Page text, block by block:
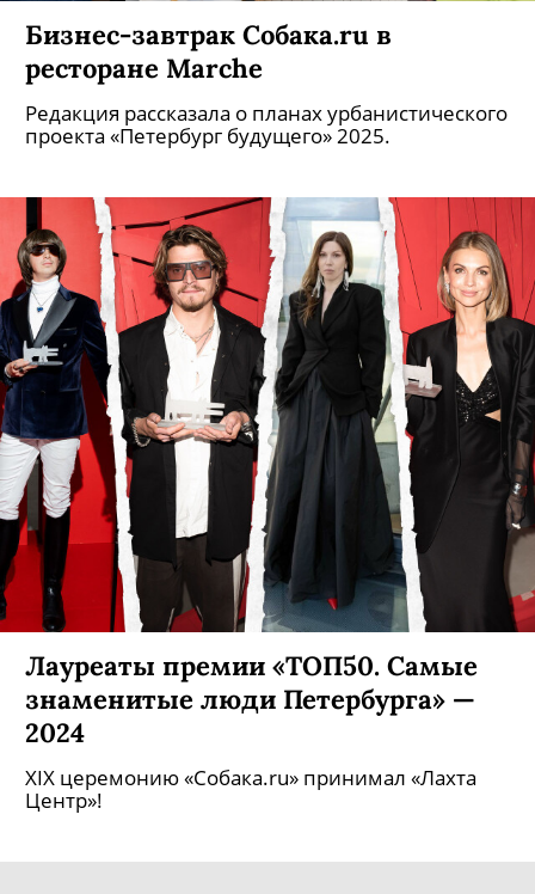
Бизнес-завтрак Собака.ru в
ресторане Marche
Редакция рассказала о планах урбанистического
проекта «Петербург будущего» 2025.
Лауреаты премии «ТОП50. Самые
знаменитые люди Петербурга» —
2024
XIX церемонию «Собака.ru» принимал «Лахта
Центр»!